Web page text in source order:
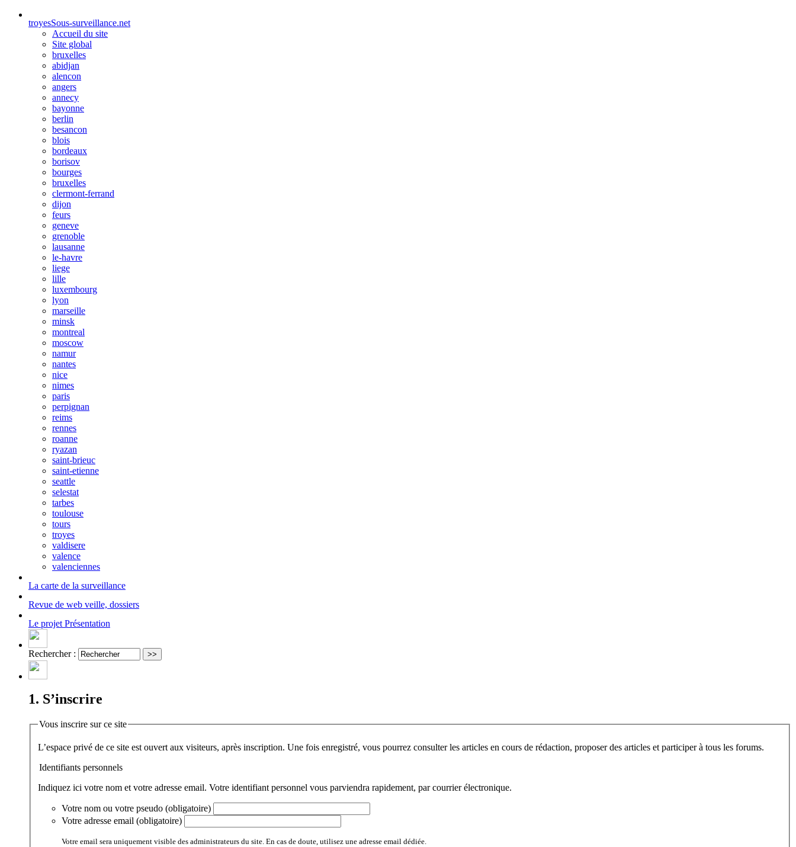
troyesSous-surveillance.net
Accueil du site
Site global
bruxelles
abidjan
alencon
angers
annecy
bayonne
berlin
besancon
blois
bordeaux
borisov
bourges
bruxelles
clermont-ferrand
dijon
feurs
geneve
grenoble
lausanne
le-havre
liege
lille
luxembourg
lyon
marseille
minsk
montreal
moscow
namur
nantes
nice
nimes
paris
perpignan
reims
rennes
roanne
ryazan
saint-brieuc
saint-etienne
seattle
selestat
tarbes
toulouse
tours
troyes
valdisere
valence
valenciennes
La carte de la surveillance
Revue de web veille, dossiers
Le projet Présentation
Rechercher :
1. S’inscrire
Vous inscrire sur ce site
L’espace privé de ce site est ouvert aux visiteurs, après inscription. Une fois enregistré, vous pourrez consulter les articles en cours de rédaction, proposer des articles et participer à tous les forums.
Identifiants personnels
Indiquez ici votre nom et votre adresse email. Votre identifiant personnel vous parviendra rapidement, par courrier électronique.
Votre nom ou votre pseudo (obligatoire)
Votre adresse email (obligatoire)
Votre email sera uniquement visible des administrateurs du site. En cas de doute, utilisez une adresse email dédiée.